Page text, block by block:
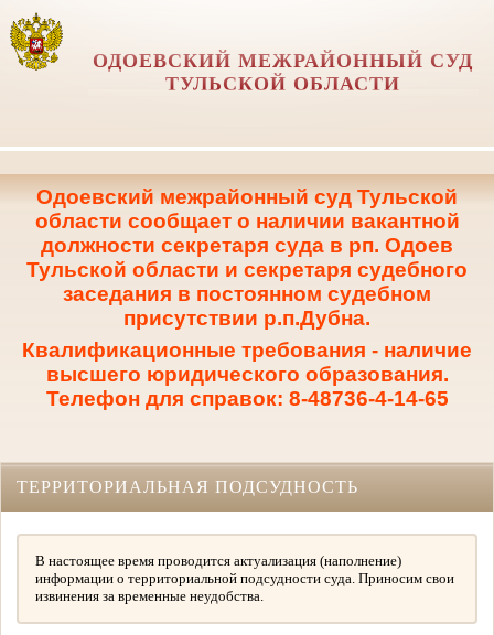
ОДОЕВСКИЙ МЕЖРАЙОННЫЙ СУД
ТУЛЬСКОЙ ОБЛАСТИ
Одоевский межрайонный суд Тульской
области сообщает о наличии вакантной
должности секретаря суда в рп. Одоев
Тульской области и секретаря судебного
заседания в постоянном судебном
присутствии р.п.Дубна.
Квалификационные требования - наличие
высшего юридического образования.
Телефон для справок: 8-48736-4-14-65
ТЕРРИТОРИАЛЬНАЯ ПОДСУДНОСТЬ
В настоящее время проводится актуализация (наполнение)
информации о территориальной подсудности суда. Приносим свои
извинения за временные неудобства.